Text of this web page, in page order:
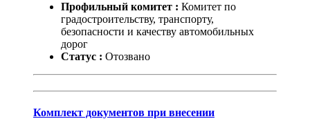
Профильный комитет : Комитет по
градостроительству, транспорту,
безопасности и качеству автомобильных
дорог
Статус : Отозвано
Комплект документов при внесении